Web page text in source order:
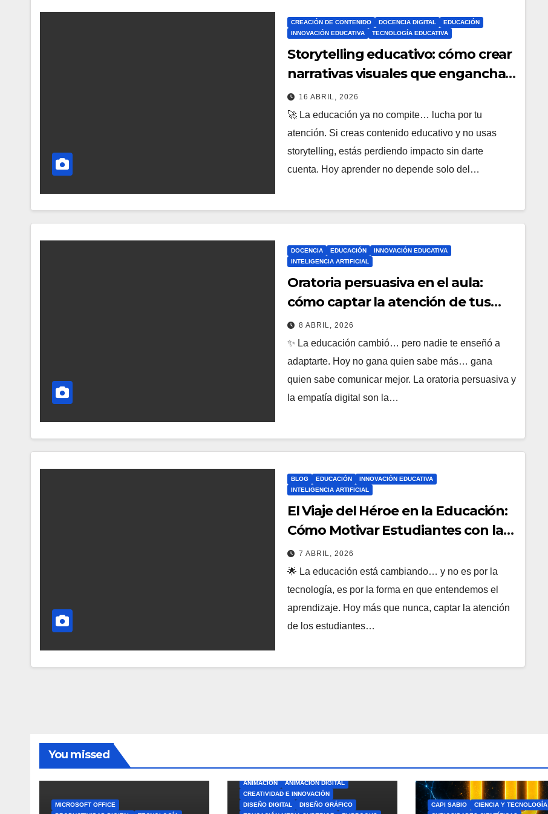
CREACIÓN DE CONTENIDO DOCENCIA DIGITAL
EDUCACIÓN
INNOVACIÓN EDUCATIVA
TECNOLOGÍA EDUCATIVA
Storytelling educativo: cómo crear
narrativas visuales que enganchan
en YouTube y microaprendizaje
16 ABRIL, 2026
🚀 La educación ya no compite… lucha por tu
atención. Si creas contenido educativo y no usas
storytelling, estás perdiendo impacto sin darte
cuenta. Hoy aprender no depende solo del…
DOCENCIA EDUCACIÓN
INNOVACIÓN EDUCATIVA
INTELIGENCIA ARTIFICIAL
Oratoria persuasiva en el aula:
cómo captar la atención de tus
alumnos en clases digitales con
retórica clásica y empatía digital
8 ABRIL, 2026
✨ La educación cambió… pero nadie te enseñó a
adaptarte. Hoy no gana quien sabe más… gana
quien sabe comunicar mejor. La oratoria persuasiva y
la empatía digital son la…
BLOG EDUCACIÓN
INNOVACIÓN EDUCATIVA
INTELIGENCIA ARTIFICIAL
El Viaje del Héroe en la Educación:
Cómo Motivar Estudiantes con la
Estructura de Joseph Campbell
7 ABRIL, 2026
🌟 La educación está cambiando… y no es por la
tecnología, es por la forma en que entendemos el
aprendizaje. Hoy más que nunca, captar la atención
de los estudiantes…
You missed
MICROSOFT OFFICE
ANIMACIÓN
ANIMACIÓN DIGITAL
CREATIVIDAD E INNOVACIÓN
DISEÑO DIGITAL
DISEÑO GRÁFICO
CAPI SABIO
CIENCIA Y TECNOLOGÍA